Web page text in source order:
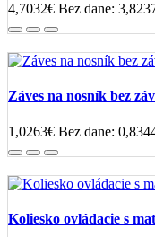
4,7032€ Bez dane:
Záves na nosník bez
1,0263€ Bez dane:
Koliesko ovládacie s